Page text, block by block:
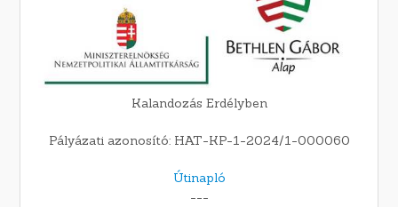
Kalandozás Erdélyben
Pályázati azonosító: HAT-KP-1-2024/1-000060
Útinapló
---